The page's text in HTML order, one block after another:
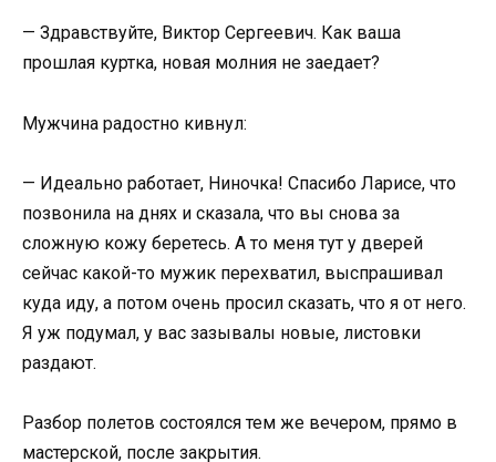
— Здравствуйте, Виктор Сергеевич. Как ваша
прошлая куртка, новая молния не заедает?
Мужчина радостно кивнул:
— Идеально работает, Ниночка! Спасибо Ларисе, что
позвонила на днях и сказала, что вы снова за
сложную кожу беретесь. А то меня тут у дверей
сейчас какой-то мужик перехватил, выспрашивал
куда иду, а потом очень просил сказать, что я от него.
Я уж подумал, у вас зазывалы новые, листовки
раздают.
Разбор полетов состоялся тем же вечером, прямо в
мастерской, после закрытия.